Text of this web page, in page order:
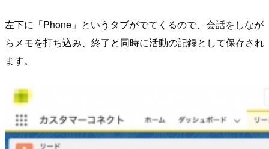
左下に「Phone」というタブがでてくるので、会話をしなが
らメモを打ち込み、終了と同時に活動の記録として保存され
ます。